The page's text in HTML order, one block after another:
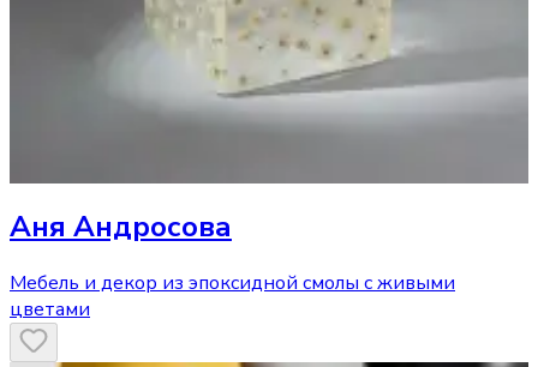
Аня Андросова
Мебель и декор из эпоксидной смолы с живыми
цветами